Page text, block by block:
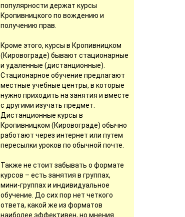
популярности держат курсы
Кропивницкого по вождению и
получению прав.
Кроме этого, курсы в Кропивницком
(Кировограде) бывают стационарные
и удаленные (дистанционные).
Стационарное обучение предлагают
местные учебные центры, в которые
нужно приходить на занятия и вместе
с другими изучать предмет.
Дистанционные курсы в
Кропивницком (Кировограде) обычно
работают через интернет или путем
пересылки уроков по обычной почте.
Также не стоит забывать о формате
курсов – есть занятия в группах,
мини-группах и индивидуальное
обучение. До сих пор нет четкого
ответа, какой же из форматов
наиболее эффективен, но мнения